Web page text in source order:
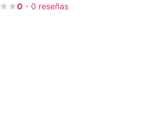
0 - 0 reseñas